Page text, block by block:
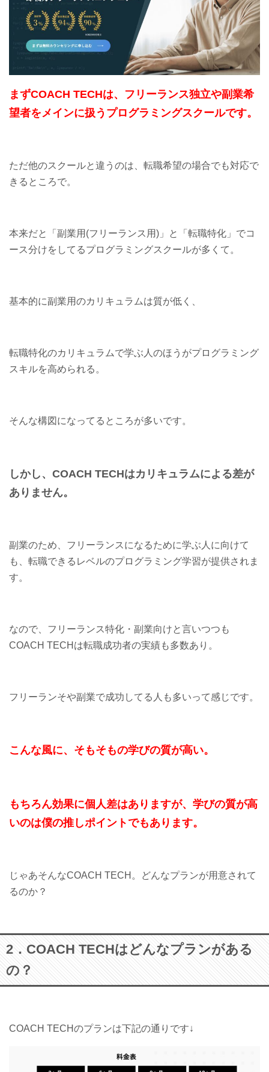
まずCOACH TECHは、フリーランス独立や副業希
望者をメインに扱うプログラミングスクールです。
ただ他のスクールと違うのは、転職希望の場合でも対応で
きるところで。
本来だと「副業用(フリーランス用)」と「転職特化」でコ
ース分けをしてるプログラミングスクールが多くて。
基本的に副業用のカリキュラムは質が低く、
転職特化のカリキュラムで学ぶ人のほうがプログラミング
スキルを高められる。
そんな構図になってるところが多いです。
しかし、COACH TECHはカリキュラムによる差が
ありません。
副業のため、フリーランスになるために学ぶ人に向けて
も、転職できるレベルのプログラミング学習が提供されま
す。
なので、フリーランス特化・副業向けと言いつつも
COACH TECHは転職成功者の実績も多数あり。
フリーランそや副業で成功してる人も多いって感じです。
こんな風に、そもそもの学びの質が高い。
もちろん効果に個人差はありますが、学びの質が高
いのは僕の推しポイントでもあります。
じゃあそんなCOACH TECH。どんなプランが用意されて
るのか？
2．COACH TECHはどんなプランがある
の？
COACH TECHのプランは下記の通りです↓